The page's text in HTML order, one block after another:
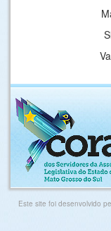
Este site foi desenvolvido